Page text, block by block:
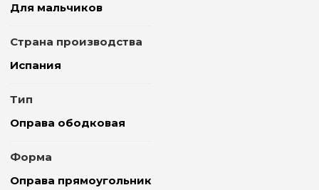
Для мальчиков
Страна производства
Испания
Тип
Оправа ободковая
Форма
Оправа прямоугольник